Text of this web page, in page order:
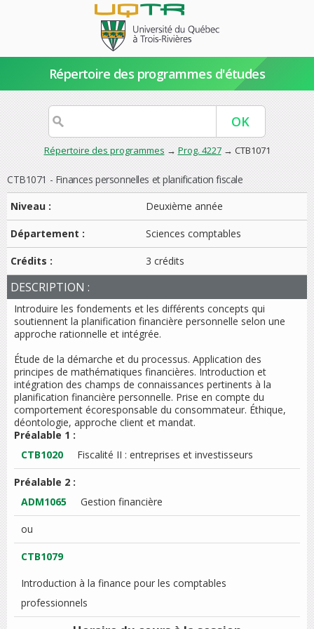
Répertoire des programmes d'études
Répertoire des programmes → Prog. 4227→ CTB1071
CTB1071 - Finances personnelles et planification fiscale
Niveau :
Deuxième année
Département : Sciences comptables
Crédits : 3 crédits
DESCRIPTION :
Introduire les fondements et les différents concepts qui
soutiennent la planification financière personnelle selon une
approche rationnelle et intégrée.
Étude de la démarche et du processus. Application des
principes de mathématiques financières. Introduction et
intégration des champs de connaissances pertinents à la
planification financière personnelle. Prise en compte du
comportement écoresponsable du consommateur. Éthique,
déontologie, approche client et mandat.
Préalable 1 :
CTB1020
Fiscalité II : entreprises et investisseurs
Préalable 2 :
ADM1065
Gestion financière
ou
CTB1079
Introduction à la finance pour les comptables
professionnels